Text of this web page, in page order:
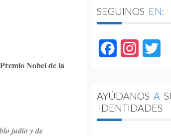
Nobel de la
judío y de
SEGUINOS EN:
FacebookInstagram
AYÚDANOS A
IDENTIDADES